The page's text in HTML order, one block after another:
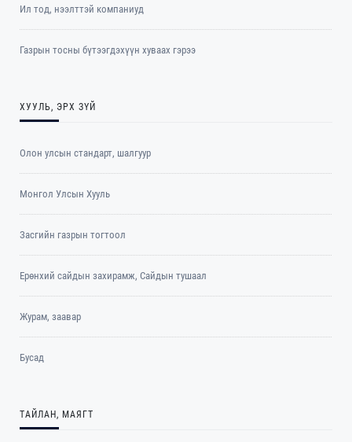
Ил тод, нээлттэй компаниуд
Газрын тосны бүтээгдэхүүн хуваах гэрээ
ХУУЛЬ, ЭРХ ЗҮЙ
Олон улсын стандарт, шалгуур
Монгол Улсын Хууль
Засгийн газрын тогтоол
Ерөнхий сайдын захирамж, Сайдын тушаал
Журам, заавар
Бусад
ТАЙЛАН, МАЯГТ